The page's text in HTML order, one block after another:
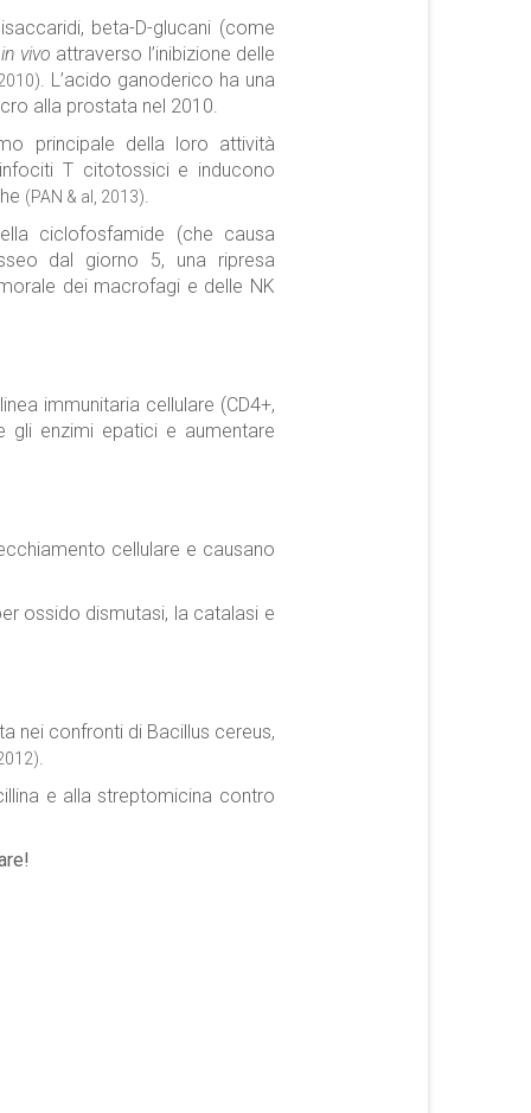
beta-D-glucani (come
in vivo attraverso l’inibizione delle
. L’acido ganoderico ha una
alla prostata nel 2010.
principale della loro attività
T citotossici e inducono
(PAN & al, 2013)
ciclofosfamide (che causa
dal giorno 5, una ripresa
dei macrofagi e delle NK
immunitaria cellulare (CD4+,
gli enzimi epatici e aumentare
cellulare e causano
ossido dismutasi, la catalasi e
nei confronti di Bacillus cereus,
e alla streptomicina contro